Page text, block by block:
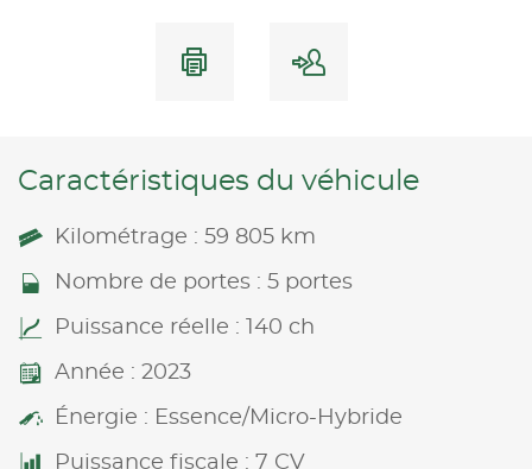
Caractéristiques du véhicule
Kilométrage : 59 805 km
Nombre de portes : 5 portes
Puissance réelle : 140 ch
Année : 2023
Énergie : Essence/Micro-Hybride
Puissance fiscale : 7 CV